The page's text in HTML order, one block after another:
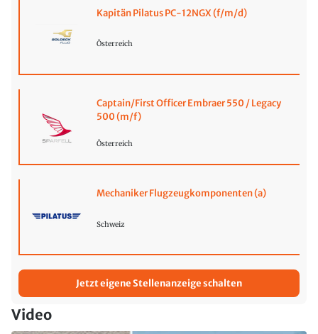
Kapitän Pilatus PC-12NGX (f/m/d)
Österreich
Captain/First Officer Embraer 550 / Legacy
500 (m/f)
Österreich
Mechaniker Flugzeugkomponenten (a)
Schweiz
Jetzt eigene Stellenanzeige schalten
Video